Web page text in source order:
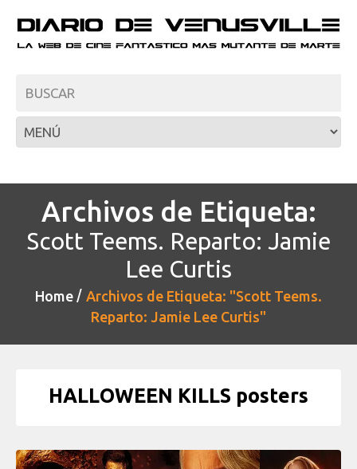
Archivos de Etiqueta:
Scott Teems. Reparto: Jamie
Lee Curtis
Home
Archivos de Etiqueta: "Scott Teems.
Reparto: Jamie Lee Curtis"
HALLOWEEN KILLS posters